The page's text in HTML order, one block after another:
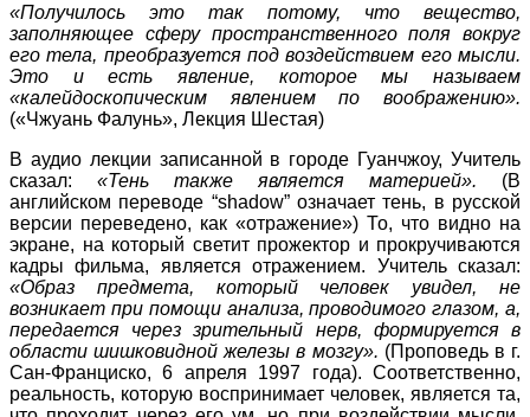
«Получилось это так потому, что вещество,
заполняющее сферу пространственного поля вокруг
его тела, преобразуется под воздействием его мысли.
Это и есть явление, которое мы называем
«калейдоскопическим явлением по воображению».
(«Чжуань Фалунь», Лекция Шестая)
В аудио лекции записанной в городе Гуанчжоу, Учитель
сказал: «Тень также является материей». (В
английском переводе “shadow” означает тень, в русской
версии переведено, как «отражение») То, что видно на
экране, на который светит прожектор и прокручиваются
кадры фильма, является отражением. Учитель сказал:
«Образ предмета, который человек увидел, не
возникает при помощи анализа, проводимого глазом, а,
передается через зрительный нерв, формируется в
области шишковидной железы в мозгу». (Проповедь в г.
Сан-Франциско, 6 апреля 1997 года). Соответственно,
реальность, которую воспринимает человек, является та,